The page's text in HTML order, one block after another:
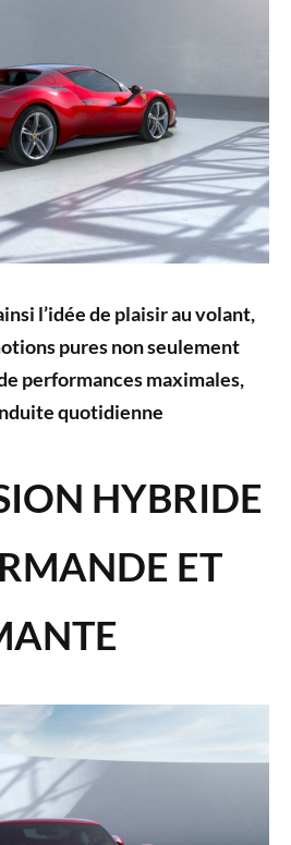
l’idée de plaisir au volant,
pures non seulement
performances maximales,
quotidienne
HYBRIDE
ET